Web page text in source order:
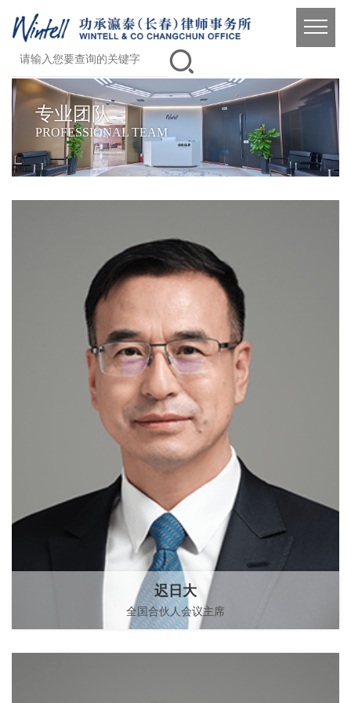
专业团队
PROFESSIONAL TEAM
迟日大
全国合伙人会议主席